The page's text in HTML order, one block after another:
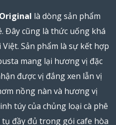
là dòng sản phẩm
Đây cũng là thức uống khá
Sản phẩm là sự kết hợp
mang lại hương vị đặc
được vị đắng xen lẫn vị
nồng nàn và hương vị
túy của chủng loại cà phê
đầy đủ trong gói cafe hòa